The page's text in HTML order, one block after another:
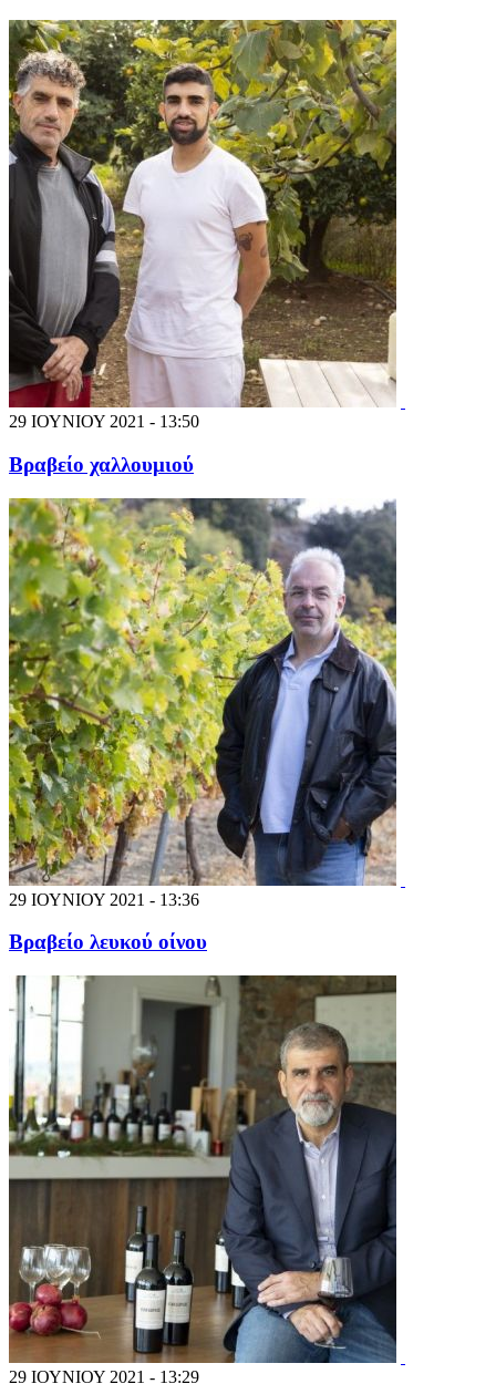
29 ΙΟΥΝΙΟΥ 2021 - 13:50
Βραβείο χαλλουμιού
29 ΙΟΥΝΙΟΥ 2021 - 13:36
Βραβείο λευκού οίνου
29 ΙΟΥΝΙΟΥ 2021 - 13:29